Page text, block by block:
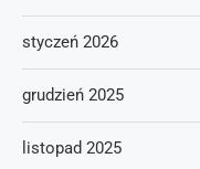
styczeń 2026
grudzień 2025
listopad 2025